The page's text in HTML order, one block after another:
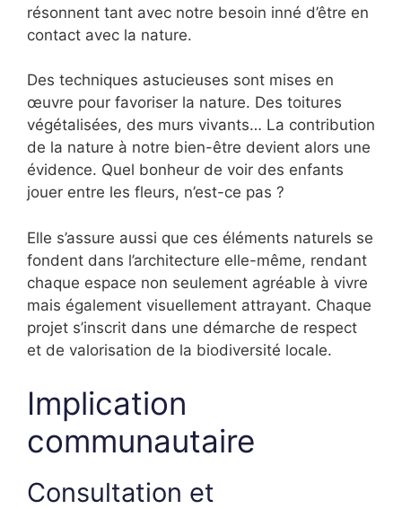
résonnent tant avec notre besoin inné d’être en
contact avec la nature.
Des techniques astucieuses sont mises en
œuvre pour favoriser la nature. Des toitures
végétalisées, des murs vivants… La contribution
de la nature à notre bien-être devient alors une
évidence. Quel bonheur de voir des enfants
jouer entre les fleurs, n’est-ce pas ?
Elle s’assure aussi que ces éléments naturels se
fondent dans l’architecture elle-même, rendant
chaque espace non seulement agréable à vivre
mais également visuellement attrayant. Chaque
projet s’inscrit dans une démarche de respect
et de valorisation de la biodiversité locale.
Implication
communautaire
Consultation et